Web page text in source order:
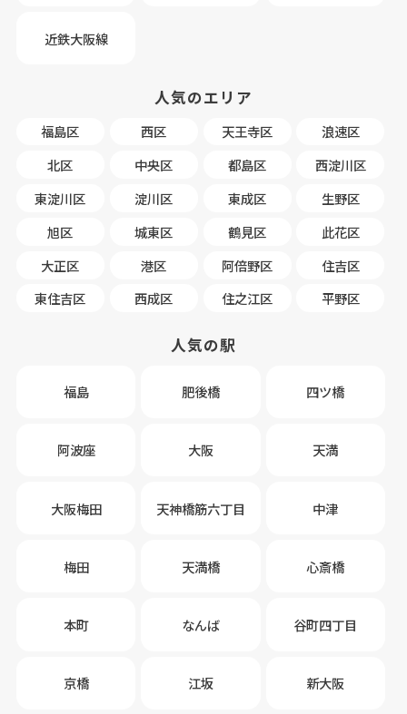
近鉄大阪線
人気のエリア
福島区 西区 天王寺区
浪速区
北区
中央区 都島区
西淀川区
東淀川区
淀川区 東成区
生野区
旭区
城東区 鶴見区
此花区
大正区
港区 阿倍野区
住吉区
東住吉区
西成区 住之江区 平野区
人気の駅
福島 肥後橋 四ツ橋
阿波座 大阪 天満
大阪梅田 天神橋筋六丁目 中津
梅田 天満橋 心斎橋
本町 なんば 谷町四丁目
京橋 江坂 新大阪